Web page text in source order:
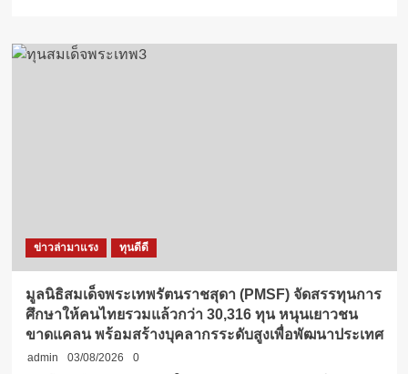
ทุน
เรียน
ทานฯ
วิทยาศาสตร์
และ
เทคโนโลยี”
ให้
คน
ข่าวล่ามาแรง ทุนดีดี
มูลนิธิสมเด็จพระเทพรัตนราชสุดา (PMSF) จัดสรรทุนการ
ศึกษาให้คนไทยรวมแล้วกว่า 30,316 ทุน หนุนเยาวชน
ขาดแคลน พร้อมสร้างบุคลากรระดับสูงเพื่อพัฒนาประเทศ
admin 03/08/2026
0